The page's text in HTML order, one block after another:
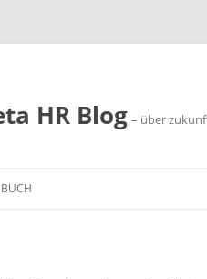
HR Blog – über
BUCH